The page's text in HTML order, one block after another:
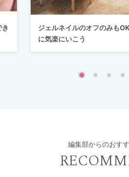
ジェルネイルのオフのみも
に気楽にいこう
編集部からのおす